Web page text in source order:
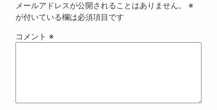
メールアドレスが公開されることはありません。
※
が付いている欄は必須項目です
コメント ※